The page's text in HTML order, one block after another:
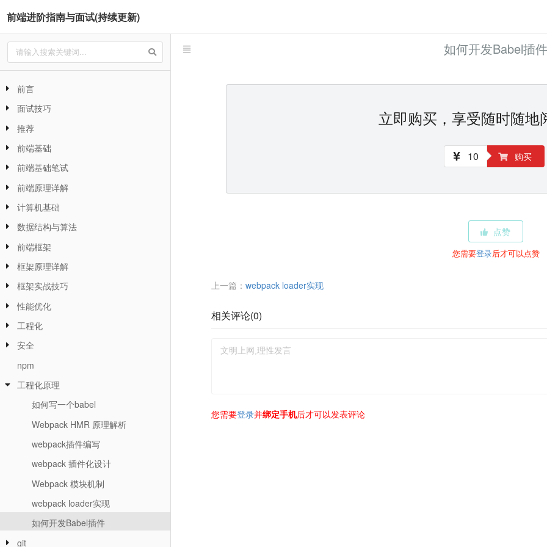
前端进阶指南与面试(持续更新)
前言
面试技巧
推荐
前端基础
前端基础笔试
前端原理详解
计算机基础
数据结构与算法
前端框架
框架原理详解
框架实战技巧
性能优化
工程化
安全
npm
工程化原理
如何写一个babel
Webpack HMR 原理解析
webpack插件编写
webpack 插件化设计
Webpack 模块机制
webpack loader实现
如何开发Babel插件
git
如何开发Babel插件
立即购买，享受随时随地
10 购买
点赞
您需要登录后才可以点赞
上一篇： webpack loader实现
相关评论(0)
您需要登录并绑定手机后才可以发表评论